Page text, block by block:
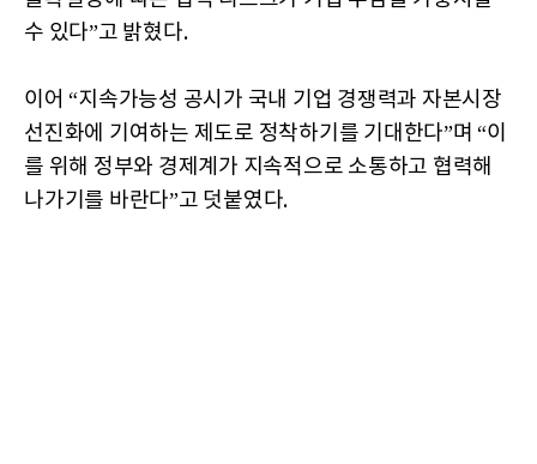
수 있다”고 밝혔다.
이어 “지속가능성 공시가 국내 기업 경쟁력과 자본시장
선진화에 기여하는 제도로 정착하기를 기대한다”며 “이
를 위해 정부와 경제계가 지속적으로 소통하고 협력해
나가기를 바란다”고 덧붙였다.